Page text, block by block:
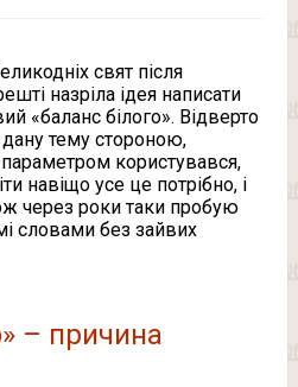
свят після
назріла ідея написати
«баланс білого». Відверто
дану тему стороною,
параметром користувався,
навіщо усе це потрібно, і
через роки таки пробую
словами без зайвих
– причина